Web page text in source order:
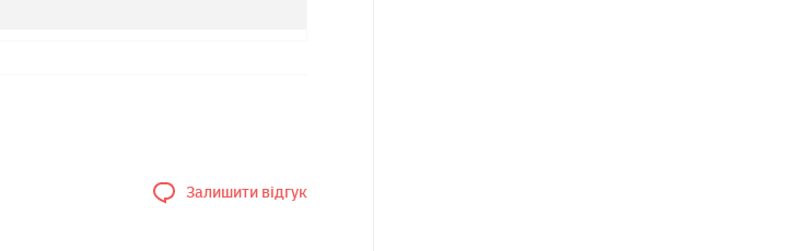
Залишити відгук